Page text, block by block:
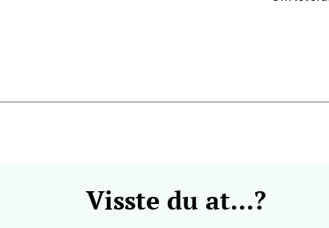
Visste du at...?
og Sandnes - Kvadrat